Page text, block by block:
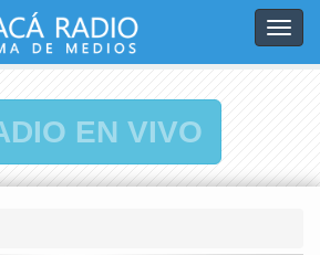
EN VIVO